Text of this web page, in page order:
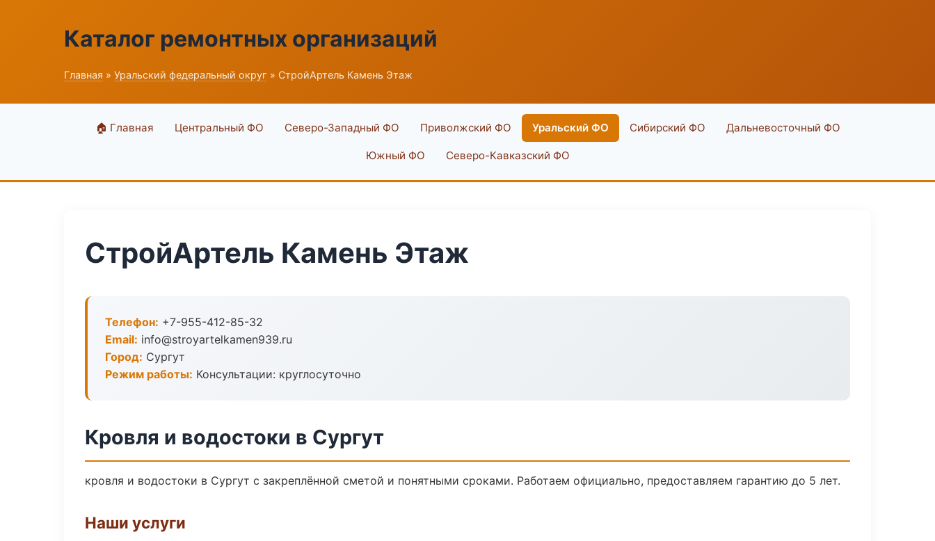
Каталог ремонтных организаций
Главная » Уральский федеральный округ » СтройАртель Камень Этаж
🏠 Главная Центральный ФО Северо-Западный ФО Приволжский ФО Уральский ФО Сибирский ФО Дальневосточный ФО
Южный ФО Северо-Кавказский ФО
СтройАртель Камень Этаж
Телефон: +7-955-412-85-32
Email: info@stroyartelkamen939.ru
Город: Сургут
Режим работы: Консультации: круглосуточно
Кровля и водостоки в Сургут
кровля и водостоки в Сургут с закреплённой сметой и понятными сроками. Работаем официально, предоставляем гарантию до 5 лет.
Наши услуги